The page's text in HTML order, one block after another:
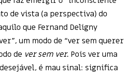
de vista (a perspectiva) do
que Fernand Deligny
um modo de “ver sem querer
de ver sem ver. Pois ver uma
é mau sinal: significa